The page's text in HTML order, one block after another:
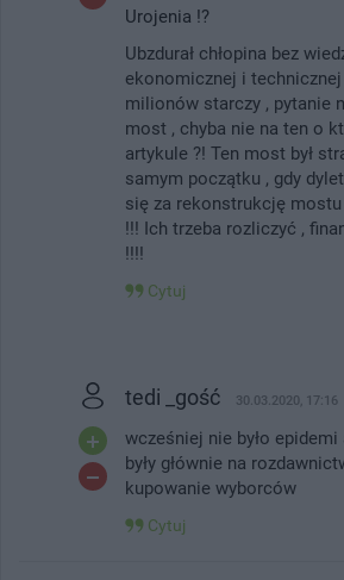
Urojenia !?
Ubzdurał chłopina bez
ekonomicznej i technicznej
milionów starczy , pytanie
most , chyba nie na ten o
artykule ?! Ten most był
samym początku , gdy
się za rekonstrukcję
!!! Ich trzeba rozliczyć ,
!!!!
Cytuj
tedi _gość 30.03.2020, 17:16
wcześniej nie było epidemi
były głównie na
kupowanie wyborców
Cytuj